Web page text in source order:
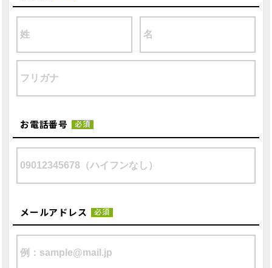
お電話番号 必須
メールアドレス 必須